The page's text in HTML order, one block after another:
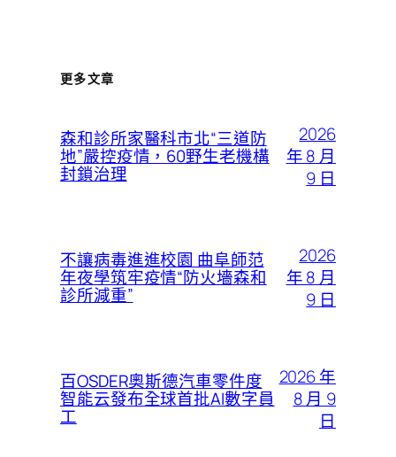
更多文章
森和診所家醫科市北“三道防
地”嚴控疫情，60野生老機構
封鎖治理
2026
年 8 月
9 日
不讓病毒進進校園 曲阜師范
年夜學筑牢疫情“防火墻森和
診所減重”
2026
年 8 月
9 日
百OSDER奧斯德汽車零件度
智能云發布全球首批AI數字員
工
2026 年
8 月 9
日